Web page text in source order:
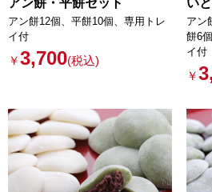
アン餅・平餅セット
アン餅12個、平餅10個、専用トレ
イ付
￥3,700(税込)
い
アン
餅6
イ付
￥